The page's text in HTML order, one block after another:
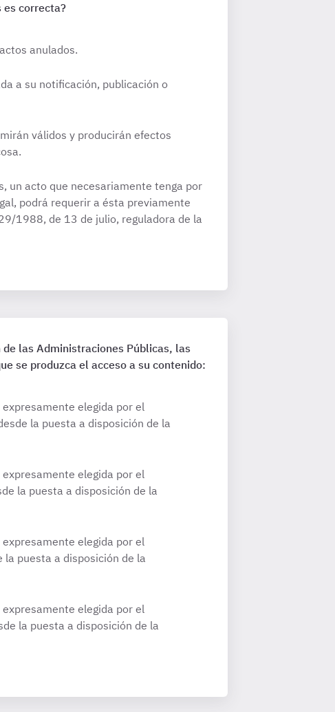
es correcta?
anulados.
a su notificación, publicación o
válidos y producirán efectos
un acto que necesariamente tenga por
podrá requerir a ésta previamente
1988, de 13 de julio, reguladora de la
las Administraciones Públicas, las
se produzca el acceso a su contenido:
elegida por el
la puesta a disposición de la
elegida por el
la puesta a disposición de la
elegida por el
puesta a disposición de la
elegida por el
la puesta a disposición de la